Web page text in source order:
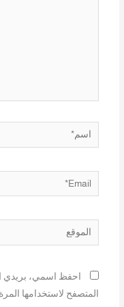
اسم*
Email*
الموقع
احفظ اسمي، بريدي
المتصفح لاستخدامها